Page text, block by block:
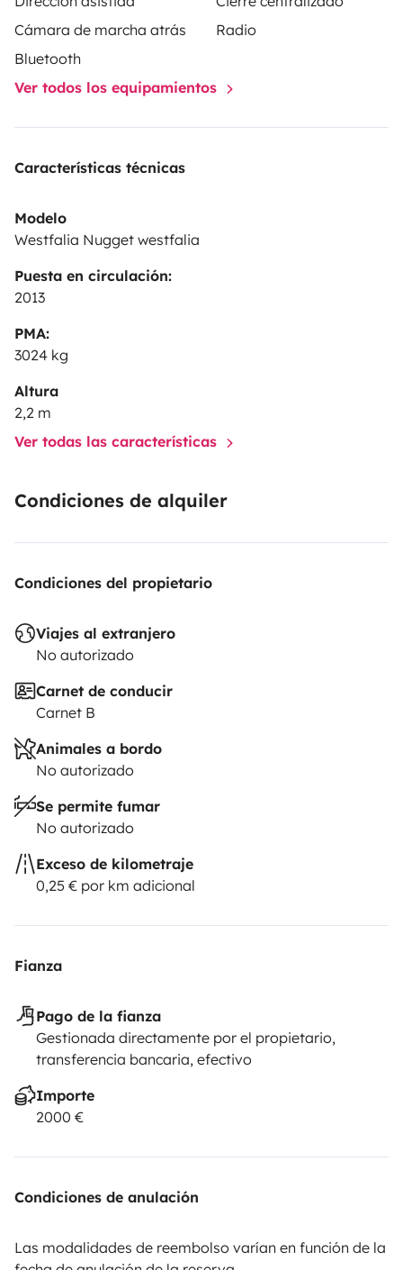
Cámara de marcha atrás
Radio
Bluetooth
Ver todos los equipamientos
Características técnicas
Modelo
Westfalia Nugget westfalia
Puesta en circulación:
2013
PMA:
3024 kg
Altura
2,2 m
Ver todas las características
Condiciones de alquiler
Condiciones del propietario
Viajes al extranjero
No autorizado
Carnet de conducir
Carnet B
Animales a bordo
No autorizado
Se permite fumar
No autorizado
Exceso de kilometraje
0,25 € por km adicional
Fianza
Pago de la fianza
Gestionada directamente por el propietario,
transferencia bancaria, efectivo
Importe
2000 €
Condiciones de anulación
Las modalidades de reembolso varían en función de la